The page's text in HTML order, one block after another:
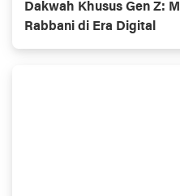
Dakwah Khusus Gen Z:
Rabbani di Era Digital